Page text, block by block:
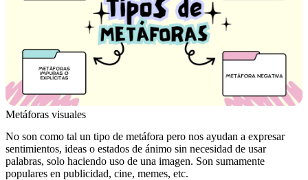
Metáforas visuales
No son como tal un tipo de metáfora pero nos ayudan a expresar
sentimientos, ideas o estados de ánimo sin necesidad de usar
palabras, solo haciendo uso de una imagen. Son sumamente
populares en publicidad, cine, memes, etc.